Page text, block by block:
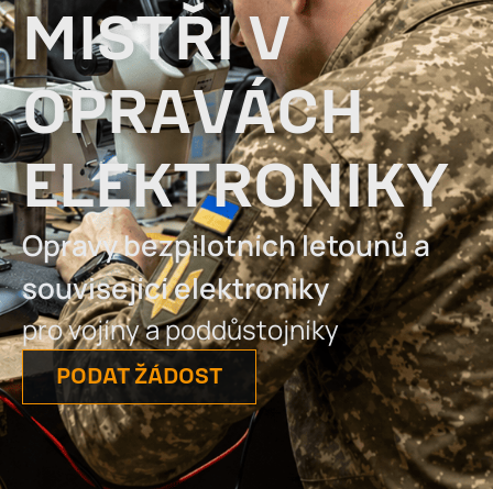
MISTŘI V
OPRAVÁCH
ELEKTRONIKY
Opravy bezpilotních letounůa
související elektroniky
pro vojíny a poddůstojníky
PODAT ŽÁDOST